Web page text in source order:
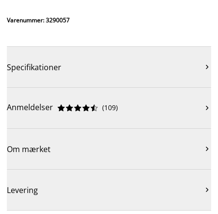
Varenummer: 3290057
Specifikationer 
Anmeldelser 




 (109) 
Om mærket 
Levering 